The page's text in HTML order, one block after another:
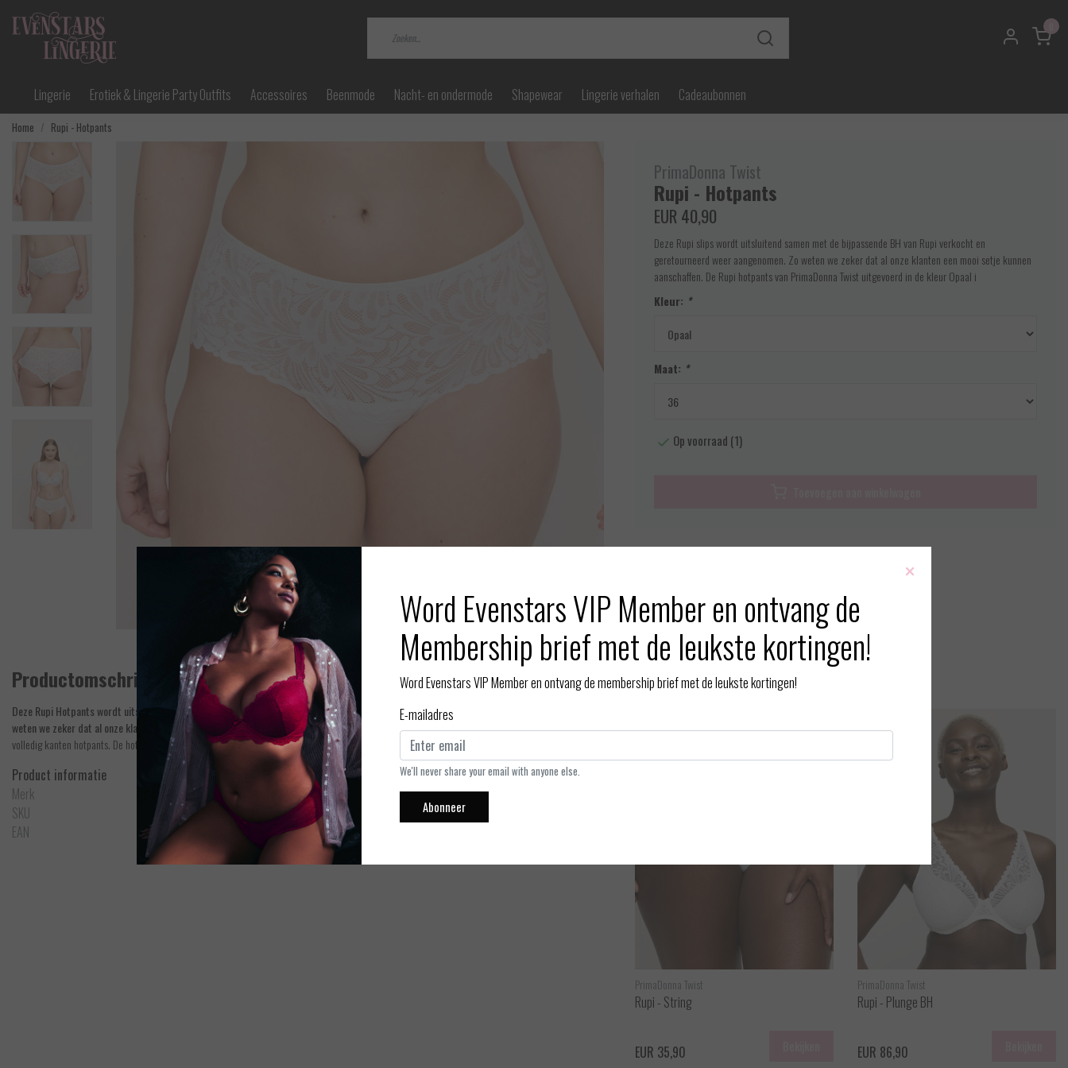
Lingerie Erotiek & Lingerie Party Outfits Accessoires Beenmode Nacht- en ondermode Shapewear Lingerie verhalen Cadeaubonnen
Home Rupi - Hotpants
Afbeelding vergroten
PrimaDonna Twist
Rupi - Hotpants
EUR 40,90
Deze Rupi slips wordt uitsluitend samen met de bijpassende BH van Rupi verkocht en
geretourneerd weer aangenomen. Zo weten we zeker dat al onze klanten een mooi setje kunnen
aanschaffen. De Rupi hotpants van PrimaDonna Twist uitgevoerd in de kleur Opaal i
Kleur: *
Maat: *
Op voorraad (1)
Meer informatie?Neem contact op over dit product
Productomschrijving
Deze Rupi Hotpants wordt uitsluitend samen met de bijpassende BH van Rupi in dezelfde kleur verkocht en geretourneerd weer aangenomen. Zo
weten we zeker dat al onze klanten een mooi setje kunnen aanschaffen.De Rupi hotpants van PrimaDonna Twist uitgevoerd in de kleur Opaal is een
volledig kanten hotpants. De hotpants valt tot net over de billen. Perfect met de Rupi Plunge BH!
Product informatie
Merk
PrimaDonna Twist
SKU
0542472NAT
EAN
5400977631903
Gerelateerde producten
PrimaDonna Twist
Rupi - String
EUR 35,90
PrimaDonna Twist
Rupi - Plunge BH
EUR 86,90
×
Word Evenstars VIP Member en ontvang de
Membership brief met de leukste kortingen!
Word Evenstars VIP Member en ontvang de membership brief met de leukste kortingen!
E-mailadres
We'll never share your email with anyone else.
Abonneer